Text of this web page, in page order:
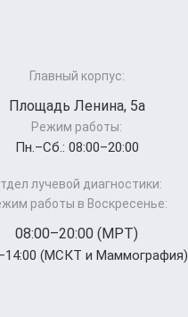
Главный корпус:
Площадь Ленина, 5а
Режим работы:
Пн.–Cб.: 08:00–20:00
лучевой диагностики:
работы в Воскресенье:
08:00–20:00 (МРТ)
(МСКТ и Маммография)